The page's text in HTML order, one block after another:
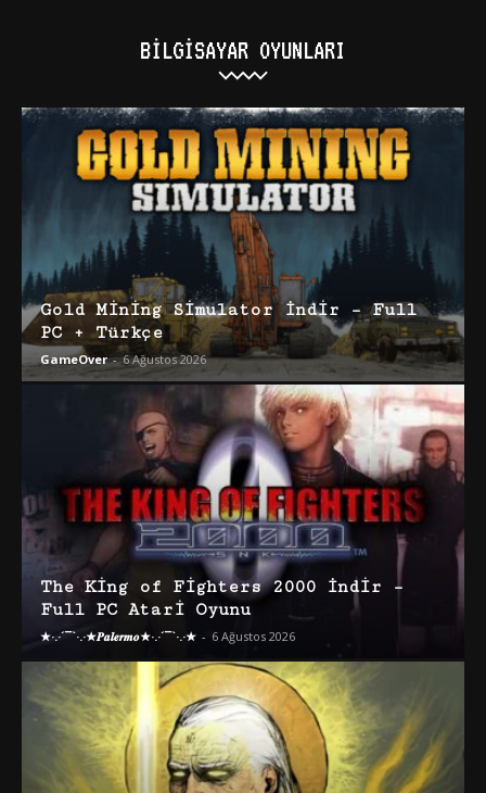
BILGISAYAR OYUNLARI
Gold Mining Simulator İndir – Full
PC + Türkçe
GameOver - 6 Ağustos 2026
The King of Fighters 2000 İndir –
Full PC Atari Oyunu
★·.·´¯`·.·★𝑷𝒂𝒍𝒆𝒓𝒎𝒐★·.·´¯`·.·★ - 6 Ağustos 2026